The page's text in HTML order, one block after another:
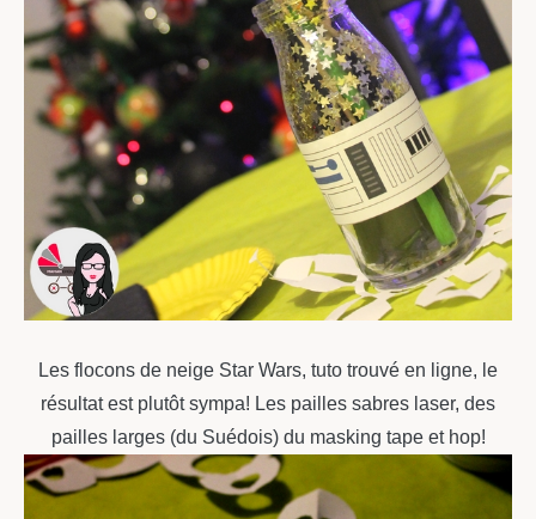
Les flocons de neige Star Wars, tuto trouvé en ligne, le
résultat est plutôt sympa! Les pailles sabres laser, des
pailles larges (du Suédois) du masking tape et hop!